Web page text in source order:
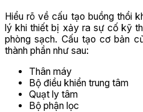
Hiểu rõ về cấu tạo buồng thổi
lý khi thiết bị xảy ra sự cố kỹ
phòng sạch. Cấu tạo cơ bản
thành phần như sau:
Thân máy
Bộ điều khiển trung tâm
Quạt ly tâm
Bộ phận lọc